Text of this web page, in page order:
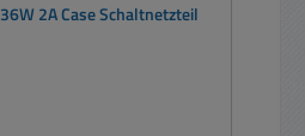
15V Netzteil 15V 36W 2A Case Schaltnetzteil